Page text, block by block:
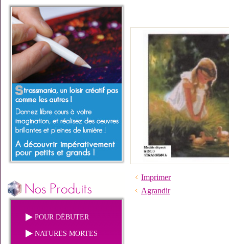
POUR DÉBUTER
NATURES MORTES
Imprimer
Agrandir